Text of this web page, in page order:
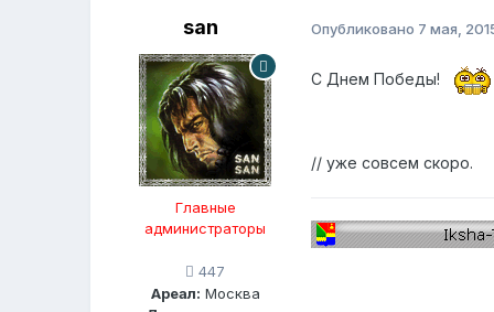
san
Главные
администраторы
447
Ареал: Москва
Опубликовано 7 мая,
С Днем Победы!
// уже совсем скоро.